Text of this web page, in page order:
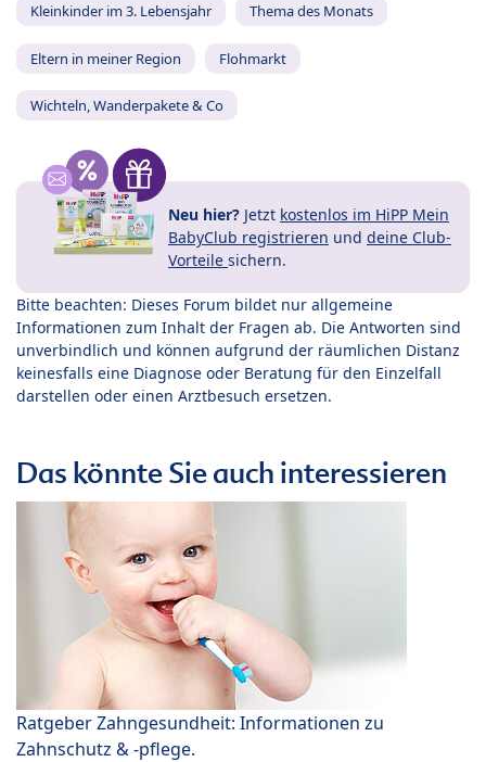
Kleinkinder im 3. Lebensjahr Thema des Monats
Eltern in meiner Region Flohmarkt
Wichteln, Wanderpakete & Co
Neu hier? Jetzt kostenlos im HiPP Mein
BabyClub registrieren und deine Club-
Vorteile sichern.
Bitte beachten: Dieses Forum bildet nur allgemeine
Informationen zum Inhalt der Fragen ab. Die Antworten sind
unverbindlich und können aufgrund der räumlichen Distanz
keinesfalls eine Diagnose oder Beratung für den Einzelfall
darstellen oder einen Arztbesuch ersetzen.
Das könnte Sie auch interessieren
Ratgeber Zahngesundheit: Informationen zu
Zahnschutz & -pflege.